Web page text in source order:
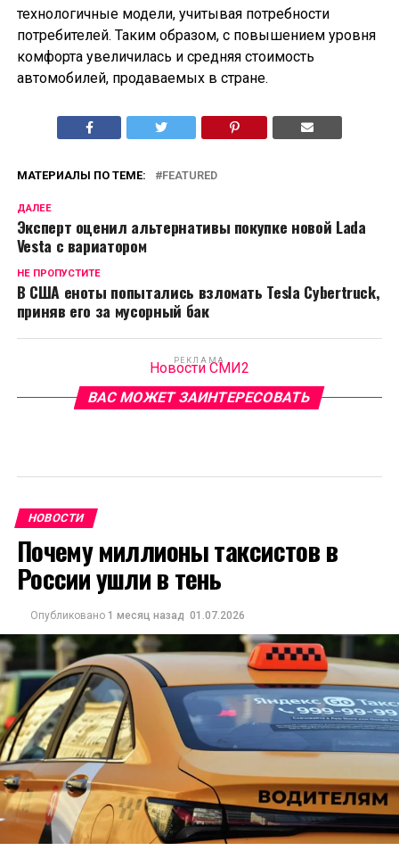
технологичные модели, учитывая потребности
потребителей. Таким образом, с повышением уровня
комфорта увеличилась и средняя стоимость
автомобилей, продаваемых в стране.
МАТЕРИАЛЫ ПО ТЕМЕ: FEATURED
ДАЛЕЕ
Эксперт оценил альтернативы покупке новой Lada
Vesta с вариатором
НЕ ПРОПУСТИТЕ
В США еноты попытались взломать Tesla Cybertruck,
приняв его за мусорный бак
РЕКЛАМА
Новости СМИ2
ВАС МОЖЕТ ЗАИНТЕРЕСОВАТЬ
НОВОСТИ
Почему миллионы таксистов в
России ушли в тень
Опубликовано 1 месяц назад 01.07.2026